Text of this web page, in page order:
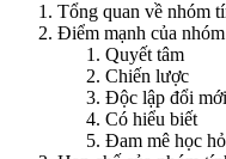
Tổng quan về nhóm
Điểm mạnh của
Quyết tâm
Chiến lược
Độc lập đổi mới
Có hiểu biết
Đam mê học